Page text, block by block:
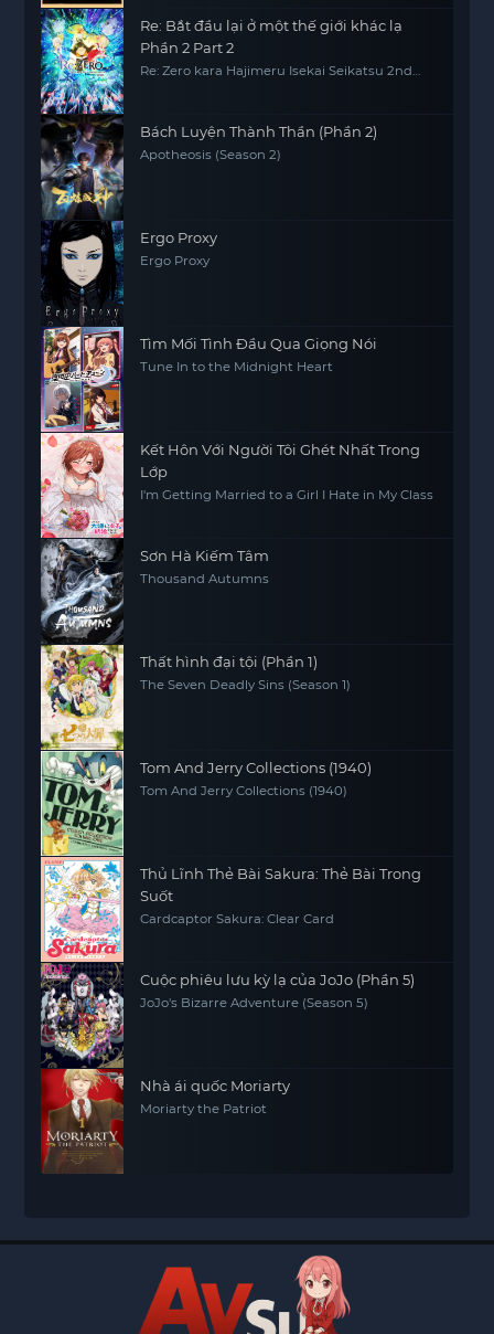
Re: Bắt đầu lại ở một thế giới khác lạ
Phần 2 Part 2
Re: Zero kara Hajimeru Isekai Seikatsu 2nd
Bách Luyện Thành Thần (Phần 2)
Apotheosis (Season 2)
Ergo Proxy
Ergo Proxy
Tìm Mối Tình Đầu Qua Giọng Nói
Tune In to the Midnight Heart
Kết Hôn Với Người Tôi Ghét Nhất Trong
Lớp
I'm Getting Married to a Girl I Hate in My Class
Sơn Hà Kiếm Tâm
Thousand Autumns
Thất hình đại tội (Phần 1)
The Seven Deadly Sins (Season 1)
Tom And Jerry Collections (1940)
Tom And Jerry Collections (1940)
Thủ Lĩnh Thẻ Bài Sakura: Thẻ Bài Trong
Suốt
Cardcaptor Sakura: Clear Card
Cuộc phiêu lưu kỳ lạ của JoJo (Phần 5)
JoJo's Bizarre Adventure (Season 5)
Nhà ái quốc Moriarty
Moriarty the Patriot